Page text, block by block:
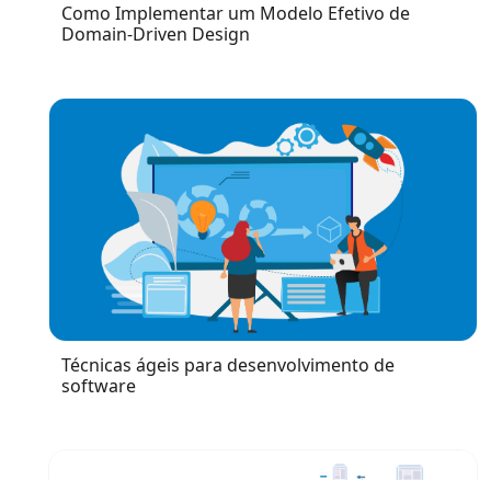
Como Implementar um Modelo Efetivo de
Domain-Driven Design
Técnicas ágeis para desenvolvimento de
software